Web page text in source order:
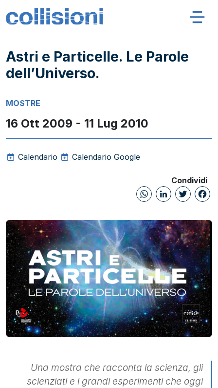
Salta al contenuto
Navigazione principale
Astri e Particelle. Le Parole
dell’Universo.
MOSTRE
16 Ott 2009 - 11 Lug 2010
Calendario Calendario Google
Condividi
Una mostra che racconta la scienza, gli
scienziati e i grandi esperimenti che oggi